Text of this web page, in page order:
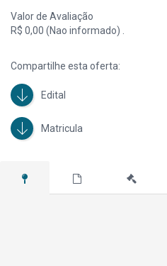
Valor de Avaliação
R$ 0,00 (Nao informado) .
Compartilhe esta oferta:
Edital
Matricula